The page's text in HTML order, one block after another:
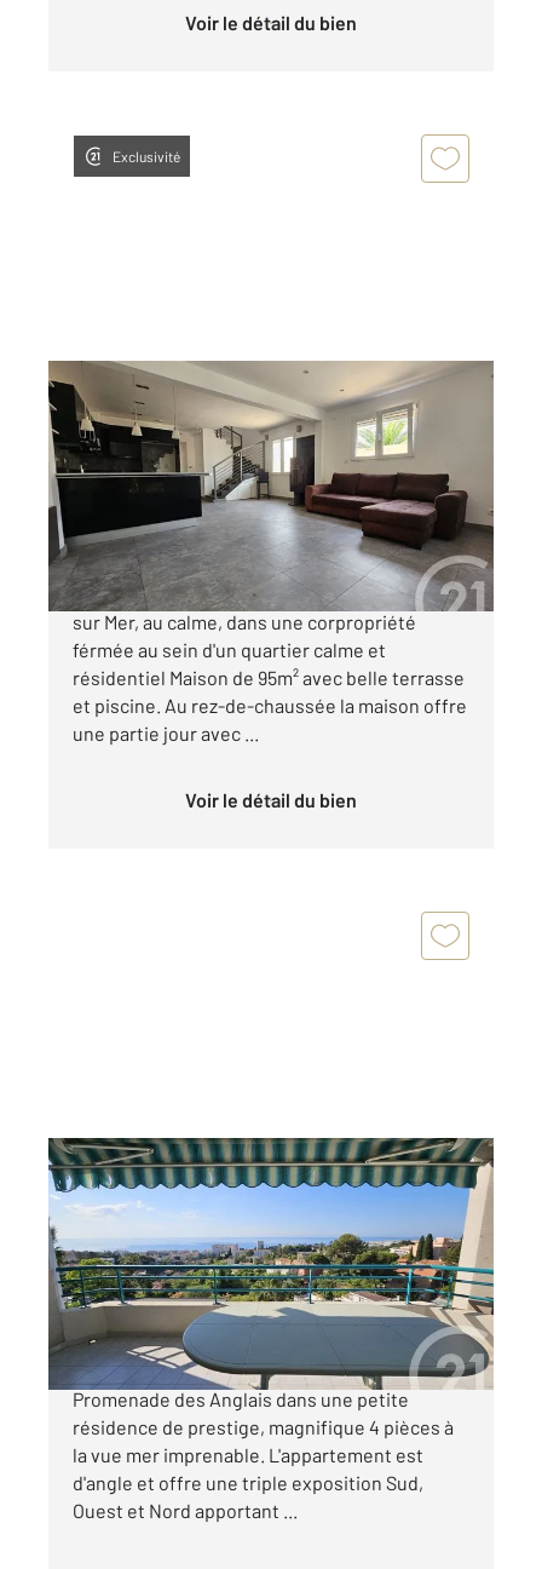
Voir le détail du bien
Exclusivité
VILLENEUVE LOUBET 06
94,54 m2 , 5 pièces
Ref : 13212
Maison à vendre
484 000 €
A VENDRE Entre Villeneuve Loubet et Canges
sur Mer, au calme, dans une corpropriété
férmée au sein d'un quartier calme et
résidentiel Maison de 95m² avec belle terrasse
et piscine. Au rez-de-chaussée la maison offre
une partie jour avec ...
Voir le détail du bien
NICE 06
106,22 m2, 4 pièces
Ref : 13671
Appartement F4 à vendre
840 000 €
A VENDRE - NICE OUEST - A 600m de la
Promenade des Anglais dans une petite
résidence de prestige, magnifique 4 pièces à
la vue mer imprenable. L'appartement est
d'angle et offre une triple exposition Sud,
Ouest et Nord apportant ...